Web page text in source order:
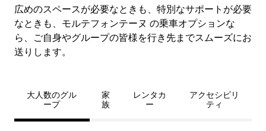
広めのスペースが必要なときも、特別なサポートが必要
なときも、モルテフォンテーヌ の乗車オプションな
ら、ご自身やグループの皆様を行き先までスムーズにお
送りします。
大人数のグル
ープ
家
族
レンタカ
ー
アクセシビリ
ティ